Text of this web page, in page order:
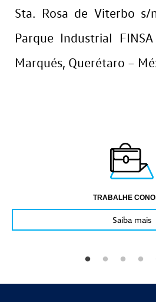
Sta. Rosa de Viterbo
Parque Industrial
Marqués, Querétaro –
TRABALHE
Saiba mais